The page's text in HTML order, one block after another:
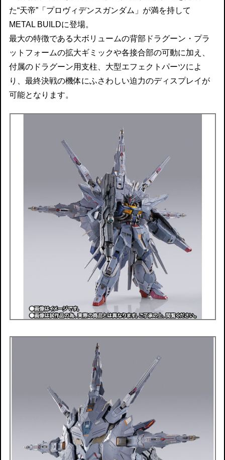
た“天帝”「プロヴィデンスガンダム」が満を持して
METAL BUILDに登場。
最大の特徴である大ボリュームの背部ドラグーン・プラ
ットフォームの拡大ギミックや各接合部の可動に加え、
付属のドラグーン用支柱、大型エフェクトパーツによ
り、最終決戦の機体にふさわしい迫力のディスプレイが
可能となります。